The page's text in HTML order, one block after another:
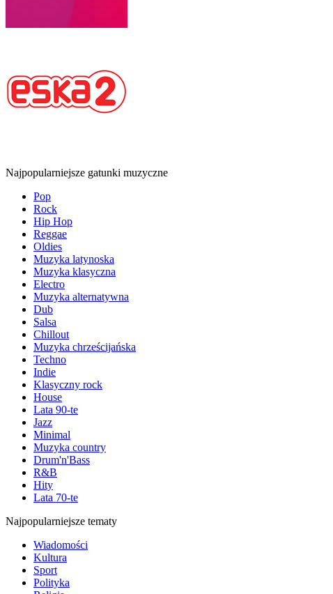
Najpopularniejsze gatunki muzyczne
Pop
Rock
Hip Hop
Reggae
Oldies
Muzyka latynoska
Muzyka klasyczna
Electro
Muzyka alternatywna
Dub
Salsa
Chillout
Muzyka chrześcijańska
Techno
Indie
Klasyczny rock
House
Lata 90-te
Jazz
Minimal
Muzyka country
Drum'n'Bass
R&B
Hity
Lata 70-te
Najpopularniejsze tematy
Wiadomości
Kultura
Sport
Polityka